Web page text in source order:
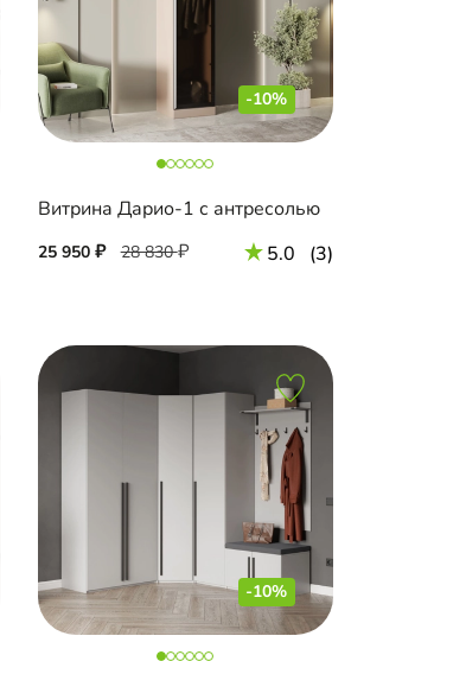
-10%
Витрина Дарио-1 с антресолью
25 950 28 830 5.0 (3)
-10%